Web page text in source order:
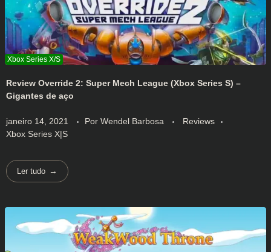
Review Override 2: Super Mech League (Xbox Series S) –
Gigantes de aço
janeiro 14, 2021 Por Wendel Barbosa
Reviews
Xbox Series X|S
Ler tudo